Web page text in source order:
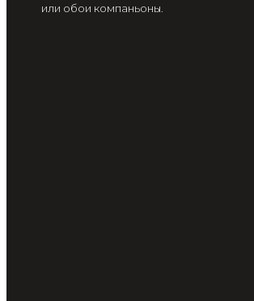
или обои компаньоны.